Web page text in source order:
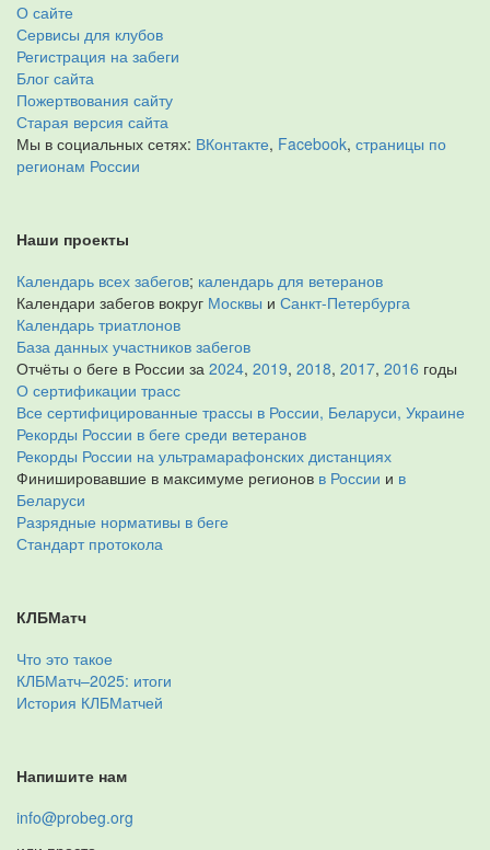
О сайте
Сервисы для клубов
Регистрация на забеги
Блог сайта
Пожертвования сайту
Старая версия сайта
Мы в социальных сетях: ВКонтакте, Facebook, страницы по
регионам России
Наши проекты
Календарь всех забегов; календарь для ветеранов
Календари забегов вокруг Москвы и Санкт-Петербурга
Календарь триатлонов
База данных участников забегов
Отчёты о беге в России за 2024, 2019, 2018, 2017, 2016 годы
О сертификации трасс
Все сертифицированные трассы в России, Беларуси, Украине
Рекорды России в беге среди ветеранов
Рекорды России на ультрамарафонских дистанциях
Финишировавшие в максимуме регионов в России и в
Беларуси
Разрядные нормативы в беге
Стандарт протокола
КЛБМатч
Что это такое
КЛБМатч–2025: итоги
История КЛБМатчей
Напишите нам
info@probeg.org